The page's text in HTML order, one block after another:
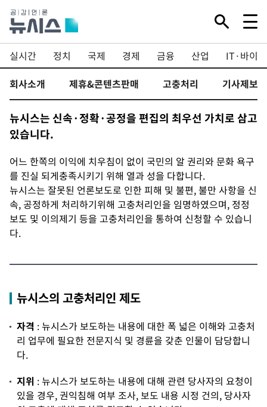
실시간 정치 국제 경제 금융 산업
IT·바이오
회사소개
제휴&콘텐츠판매 고충처리 기사제보
뉴시스는 신속·정확·공정을 편집의 최우선 가치로 삼고
있습니다.
어느 한쪽의 이익에 치우침이 없이 국민의 알 권리와 문화 욕구
를 진실 되게충족시키기 위해 열과 성을 다합니다.
뉴시스는 잘못된 언론보도로 인한 피해 및 불편, 불만 사항을 신
속, 공정하게 처리하기위해 고충처리인을 임명하였으며, 정정
보도 및 이의제기 등을 고충처리인을 통하여 신청할 수 있습니
다.
뉴시스의 고충처리인 제도
자격 : 뉴시스가 보도하는 내용에 대한 폭 넓은 이해와 고충처
리 업무에 필요한 전문지식 및 경륜을 갖춘 인물이 담당합니
다.
지위 : 뉴시스가 보도하는 내용에 대해 관련 당사자의 요청이
있을 경우, 권익침해 여부 조사, 보도 내용 시정 건의, 당사자